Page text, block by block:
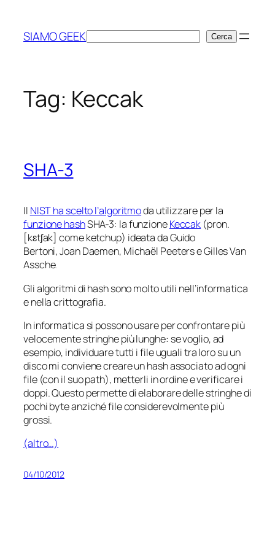
contenuto
SIAMO GEEKCerca Cerca
Tag: Keccak
SHA-3
Il NIST ha scelto l’algoritmoda utilizzare per la
funzione hashSHA-3: la funzioneKeccak (pron.
[kɛtʃak] comeketchup) ideata da Guido
Bertoni, Joan Daemen, Michaël Peeters e Gilles Van
Assche.
Gli algoritmi di hash sono molto utili nell’informatica
e nella crittografia.
In informatica si possono usare per confrontare più
velocemente stringhe più lunghe: se voglio, ad
esempio, individuare tutti i file uguali tra loro su un
disco mi conviene creare un hash associato ad ogni
file (con il suo path), metterli in ordine e verificare i
doppi. Questo permette di elaborare delle stringhe di
pochi byte anziché file considerevolmente più
grossi.
(altro…)
04/10/2012